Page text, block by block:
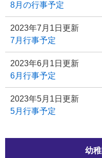
8月の行事予定
2023年7月1日更新
7月行事予定
2023年6月1日更新
6月行事予定
2023年5月1日更新
5月行事予定
幼